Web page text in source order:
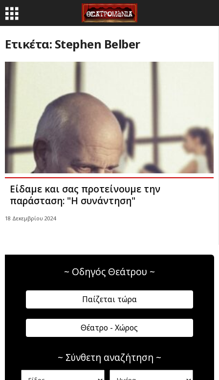
Ετικέτα: Stephen Belber
Είδαμε και σας προτείνουμε την
παράσταση: "Η συνάντηση"
18 Δεκεμβρίου 2024
~ Οδηγός Θεάτρου ~
Παίζεται τώρα
Θέατρο - Χώρος
~ Σύνθετη αναζήτηση ~